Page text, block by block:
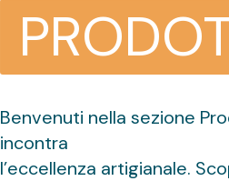
Benvenuti nella sezione
incontra
l’eccellenza artigianale.